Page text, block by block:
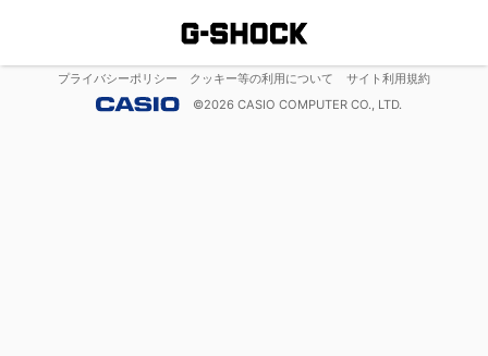
プライバシーポリシー クッキー等の利用について
サイト利用規約
©2026 CASIO COMPUTER CO., LTD.